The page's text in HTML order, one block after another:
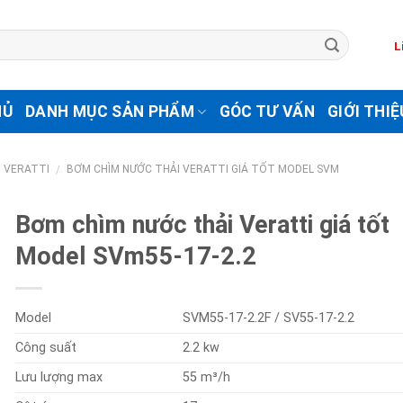
DANH MỤC SẢN PHẨM GÓC TƯ VẤN GIỚI
VERATTI / BƠM CHÌM NƯỚC THẢI VERATTI GIÁ TỐT MODEL SVM
Bơm chìm nước thải Veratti giá tốt
Model SVm55-17-2.2
Model
SVM55-17-2.2F / SV55-17-2.2
Công suất
2.2 kw
Lưu lượng max
55 m³/h